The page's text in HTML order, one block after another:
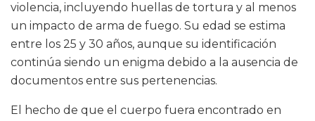
violencia, incluyendo huellas de tortura y al menos
un impacto de arma de fuego. Su edad se estima
entre los 25 y 30 años, aunque su identificación
continúa siendo un enigma debido a la ausencia de
documentos entre sus pertenencias.
El hecho de que el cuerpo fuera encontrado en